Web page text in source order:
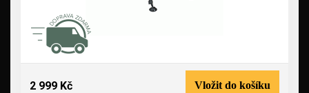
2 999 Kč Vložit do košíku